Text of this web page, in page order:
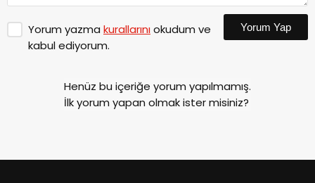
Yorum yazma kurallarınıokudum ve
kabul ediyorum.
Yorum Yap
Henüz bu içeriğe yorum yapılmamış.
İlk yorum yapan olmak ister misiniz?